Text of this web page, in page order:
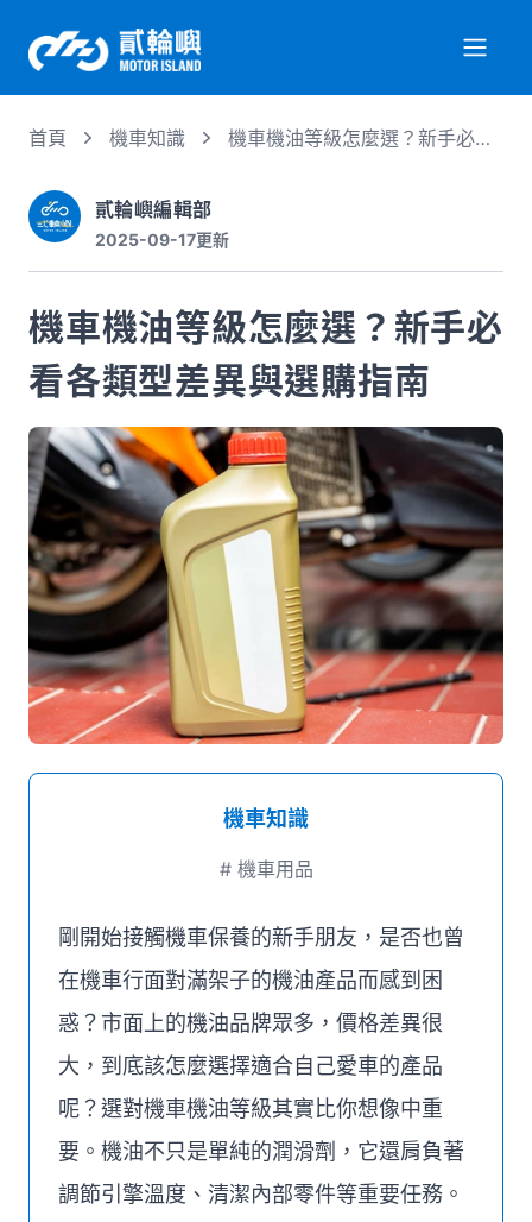
服務項目
機車行情
徵才資訊
媒體推薦
聯絡我們
首頁 機車知識
機車機油等級怎麼選？新手必看
貳輪嶼編輯部
2025-09-17更新
機車機油等級怎麼選？新手必
看各類型差異與選購指南
機車知識
# 機車用品
剛開始接觸機車保養的新手朋友，是否也曾
在機車行面對滿架子的機油產品而感到困
惑？市面上的機油品牌眾多，價格差異很
大，到底該怎麼選擇適合自己愛車的產品
呢？選對機車機油等級其實比你想像中重
要。機油不只是單純的潤滑劑，它還肩負著
調節引擎溫度、清潔內部零件等重要任務。